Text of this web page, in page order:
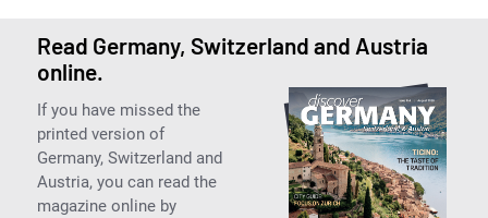
Read Germany, Switzerland and Austria
online.
If you have missed the
printed version of
Germany, Switzerland and
Austria, you can read the
magazine online by